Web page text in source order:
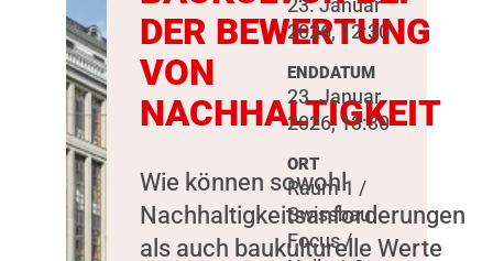
DER BEWERTUNG
VON
NACHHALTIGKEIT
Wie können sowohl
Nachhaltigkeitsanforderungen
als auch baukulturelle Werte
23. Januar
2026, 12:30
ENDDATUM
23. Januar
2026, 13:30
ORT
Raum 1 /
Swissbau
Focus /